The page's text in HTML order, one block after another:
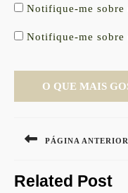
Notifique-me sobre
Notifique-me sobre
de
PÁGINA ANTERIOR
post:
Related Post